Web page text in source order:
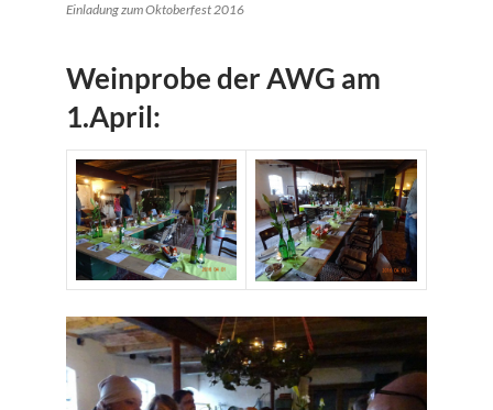
Einladung zum Oktoberfest 2016
Weinprobe der AWG am
1.April: